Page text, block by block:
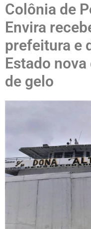
Colônia de
Envira
prefeitura e
Estado
de gelo